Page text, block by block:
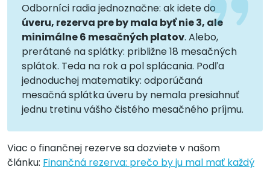
Odborníci radia jednoznačne: ak idete do
úveru, rezerva pre by mala byť nie 3, ale
minimálne 6 mesačných platov. Alebo,
prerátané na splátky: približne 18 mesačných
splátok. Teda na rok a pol splácania. Podľa
jednoduchej matematiky: odporúčaná
mesačná splátka úveru by nemala presiahnuť
jednu tretinu vášho čistého mesačného príjmu.
Viac o finančnej rezerve sa dozviete v našom
článku: Finančná rezerva: prečo by ju mal mať každý